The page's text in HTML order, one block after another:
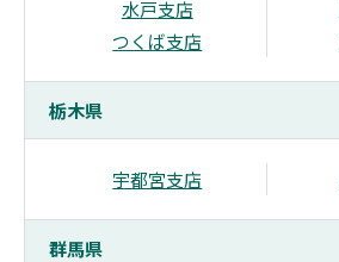
水戸支店
つくば支店
栃木県
宇都宮支店
群馬県